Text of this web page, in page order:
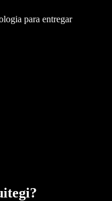
para entregar
?